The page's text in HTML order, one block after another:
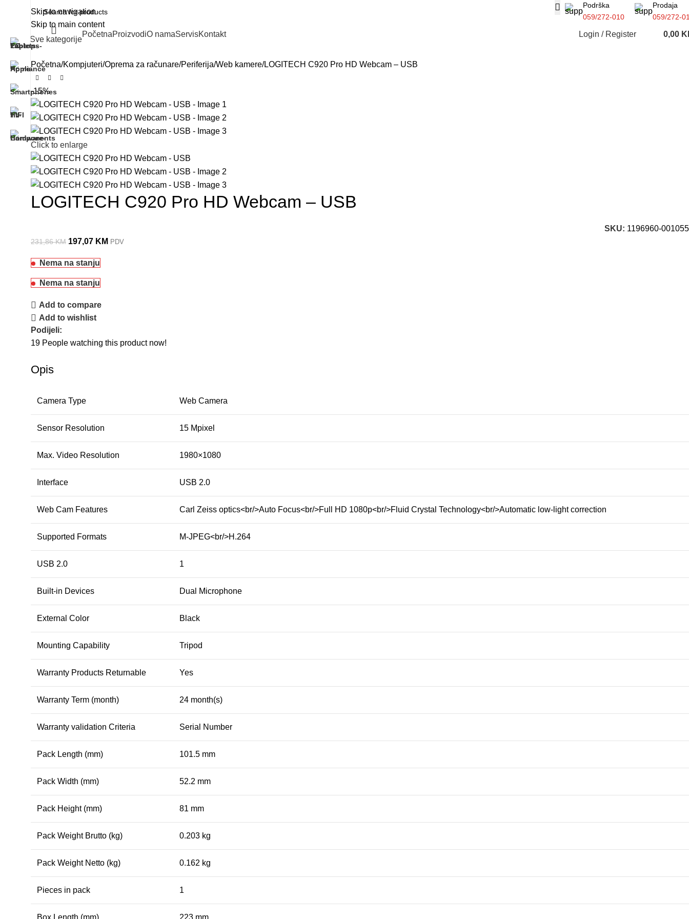
Skip to navigation
Skip to main content
Podrška
059/272-010
Prodaja
059/272-
Sve kategorije
PočetnaProizvodiO namaServisKontakt Login / Register 0,00
Početna Kompjuteri Oprema za računare Periferija Web kamere LOGITECH C920 Pro HD Webcam – USB
-15%
Click to enlarge
LOGITECH C920 Pro HD Webcam – USB
SKU: 1196960-001055
231,86KM 197,07 KM PDV
Nema na stanju
Nema na stanju
Add to compare
Add to wishlist
Podijeli:
19 People watching this product now!
Opis
Camera Type Web Camera
Sensor Resolution 15 Mpixel
Max. Video Resolution 1980×1080
Interface USB 2.0
Web Cam Features Carl Zeiss optics<br/>Auto Focus<br/>Full HD 1080p<br/>Fluid Crystal Technology<br/>Automatic low-light correction
Supported Formats M-JPEG<br/>H.264
USB 2.0 1
Built-in Devices Dual Microphone
External Color Black
Mounting Capability Tripod
Warranty Products Returnable Yes
Warranty Term (month) 24 month(s)
Warranty validation Criteria Serial Number
Pack Length (mm) 101.5 mm
Pack Width (mm) 52.2 mm
Pack Height (mm) 81 mm
Pack Weight Brutto (kg) 0.203 kg
Pack Weight Netto (kg) 0.162 kg
Pieces in pack 1